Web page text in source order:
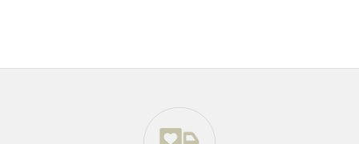
En stock 5 Produits